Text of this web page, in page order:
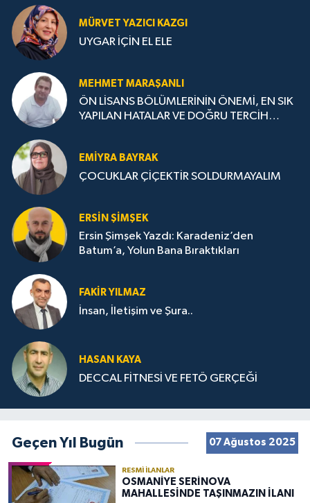
MÜRVET YAZICI KAZGI
UYGAR İÇİN EL ELE
MEHMET MARAŞANLI
ÖN LİSANS BÖLÜMLERİNİN ÖNEMİ, EN SIK
YAPILAN HATALAR VE DOĞRU TERCİH
EMIYRA BAYRAK
ÇOCUKLAR ÇİÇEKTİR SOLDURMAYALIM
ERSIN ŞIMŞEK
Ersin Şimşek Yazdı: Karadeniz’den
Batum’a, Yolun Bana Bıraktıkları
FAKIR YILMAZ
İnsan, İletişim ve Şura..
HASAN KAYA
DECCAL FİTNESİ VE FETÖ GERÇEĞİ
Geçen Yıl Bugün 07 Ağustos 2025
RESMI İLANLAR
OSMANİYE SERİNOVA
MAHALLESİNDE TAŞINMAZIN İLANI